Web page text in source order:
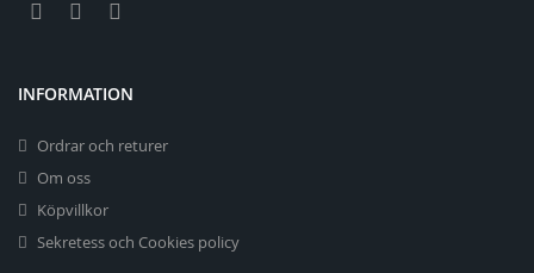
INFORMATION
Ordrar och returer
Om oss
Köpvillkor
Sekretess och Cookies policy